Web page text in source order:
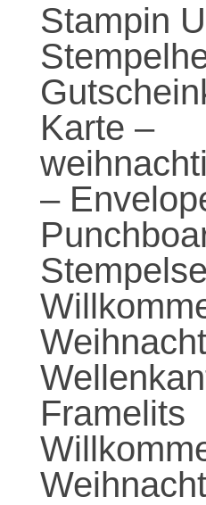
Stampin
Karte –
–
Framelits